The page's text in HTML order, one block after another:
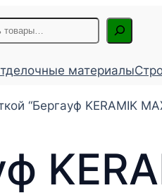
материалы
“Бергауф KERAMIK